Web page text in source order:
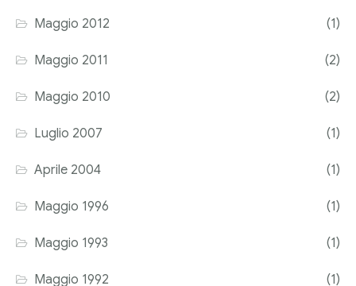
Maggio 2012 (1)
Maggio 2011 (2)
Maggio 2010 (2)
Luglio 2007 (1)
Aprile 2004 (1)
Maggio 1996 (1)
Maggio 1993 (1)
Maggio 1992 (1)